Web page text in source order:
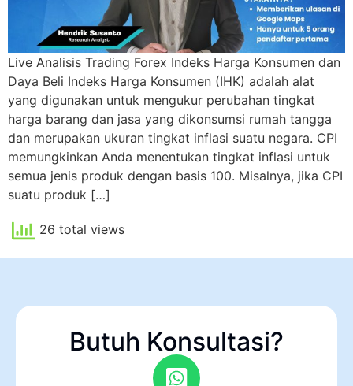
Live Analisis Trading Forex Indeks Harga Konsumen dan
Daya Beli Indeks Harga Konsumen (IHK) adalah alat
yang digunakan untuk mengukur perubahan tingkat
harga barang dan jasa yang dikonsumsi rumah tangga
dan merupakan ukuran tingkat inflasi suatu negara. CPI
memungkinkan Anda menentukan tingkat inflasi untuk
semua jenis produk dengan basis 100. Misalnya, jika CPI
suatu produk […]
26 total views
Butuh Konsultasi?